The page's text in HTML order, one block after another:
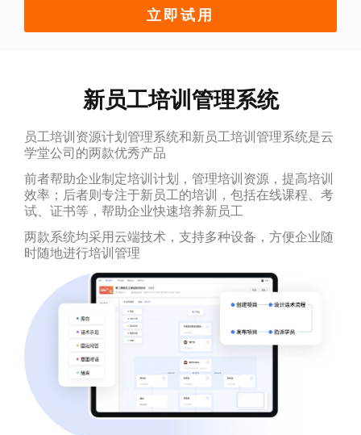
立即试用
新员工培训管理系统
员工培训资源计划管理系统和新员工培训管理系统是云
学堂公司的两款优秀产品
前者帮助企业制定培训计划，管理培训资源，提高培训
效率；后者则专注于新员工的培训，包括在线课程、考
试、证书等，帮助企业快速培养新员工
两款系统均采用云端技术，支持多种设备，方便企业随
时随地进行培训管理